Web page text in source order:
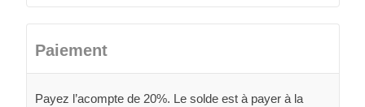
Paiement
Payez l’acompte de 20%. Le solde est à payer à la